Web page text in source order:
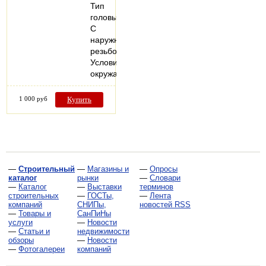
Тип
головы
C
наружной
резьбой;
Условия
окружающей…
1 000 руб Купить
— Строительный
каталог
— Каталог
строительных
компаний
— Товары и
услуги
— Статьи и
обзоры
— Фотогалереи
— Магазины и
рынки
— Выставки
— ГОСТы,
СНИПы,
СанПиНы
— Новости
недвижимости
— Новости
компаний
— Опросы
— Словари
терминов
— Лента
новостей RSS